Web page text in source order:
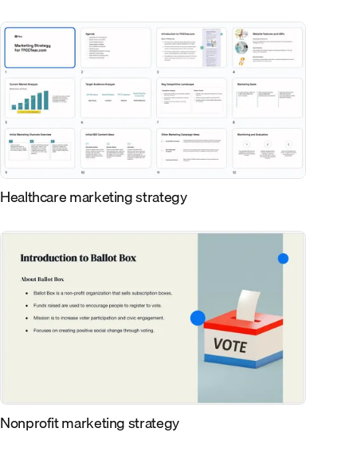
Healthcare marketing strategy
Nonprofit marketing strategy